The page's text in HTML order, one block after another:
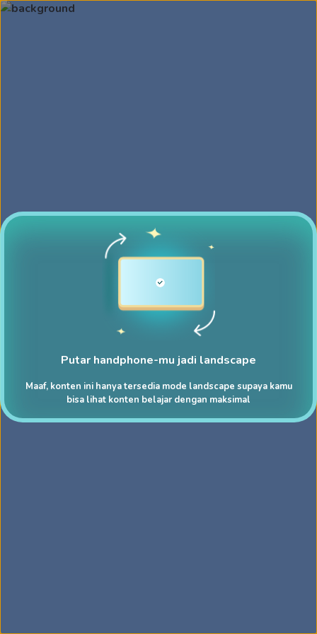
Putar handphone-mu jadi landscape
Maaf, konten ini hanya tersedia mode landscape supaya kamu
bisa lihat konten belajar dengan maksimal